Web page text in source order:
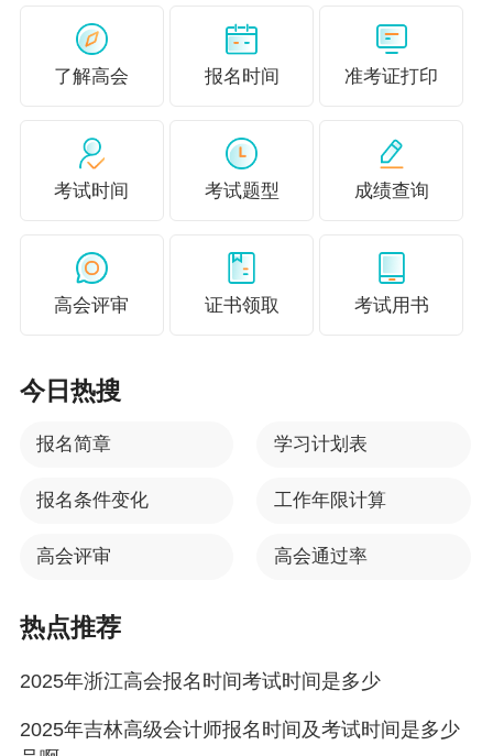
报考指南
了解高会 报名时间 准考证打印
考试时间 考试题型 成绩查询
高会评审
今日热搜
报名简章 学习计划表
热点推荐